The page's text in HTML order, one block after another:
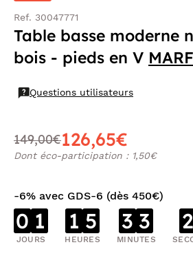
Ref. 30047771
Table basse moderne
bois - pieds en V
Questions utilisateurs
149,00€126,65€
Dont éco-participation : 1,50€
-6% avec GDS-6 (dès 450€)
0 1
JOURS
1 5
HEURES
3 3
MINUTES
2